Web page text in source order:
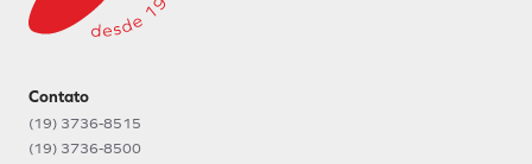
Contato
(19) 3736-8515
(19) 3736-8500